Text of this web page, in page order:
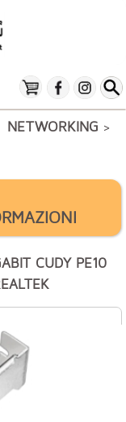
NETWORKING >
CUDY PE10